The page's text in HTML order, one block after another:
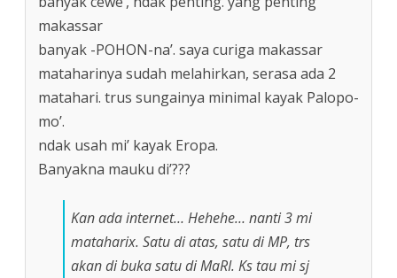
makassar
banyak -POHON-na’. saya curiga makassar
mataharinya sudah melahirkan, serasa ada 2
matahari. trus sungainya minimal kayak Palopo-
mo’.
ndak usah mi’ kayak Eropa.
Banyakna mauku di’???
Kan ada internet… Hehehe… nanti 3 mi
mataharix. Satu di atas, satu di MP, trs
akan di buka satu di MaRI. Ks tau mi sj